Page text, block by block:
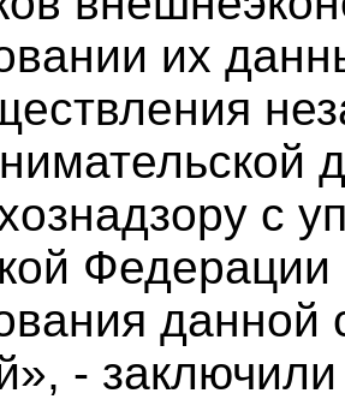
их
с
Федерации
данной
-